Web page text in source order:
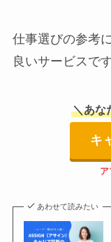
仕事選びの参考
良いサービスです
＼あな
キ
あわせて読みたい